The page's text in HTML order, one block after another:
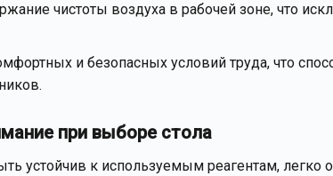
чистоты воздуха в рабочей зоне, что
и безопасных условий труда, что
при выборе стола
устойчив к используемым реагентам, легко